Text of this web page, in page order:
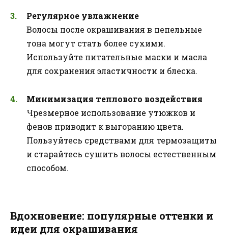
Регулярное увлажнение
Волосы после окрашивания в пепельные
тона могут стать более сухими.
Используйте питательные маски и масла
для сохранения эластичности и блеска.
Минимизация теплового воздействия
Чрезмерное использование утюжков и
фенов приводит к выгоранию цвета.
Пользуйтесь средствами для термозащиты
и старайтесь сушить волосы естественным
способом.
Вдохновение: популярные оттенки и
идеи для окрашивания